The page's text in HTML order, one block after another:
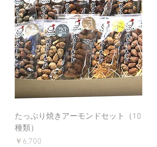
たっぷり焼きアーモンドセット（10
種類）
価格
￥6,700